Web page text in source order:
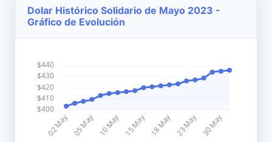
Dolar Histórico Solidario de Mayo 2023 -
Gráfico de Evolución